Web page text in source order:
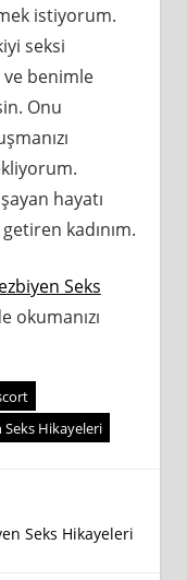
istiyorum.
seksi
benimle
Onu
hayatı
kadınım.
Seks
okumanızı
Hikayeleri
Seks Hikayeleri